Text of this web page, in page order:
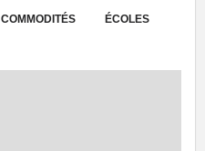
COMMODITÉS ÉCOLES